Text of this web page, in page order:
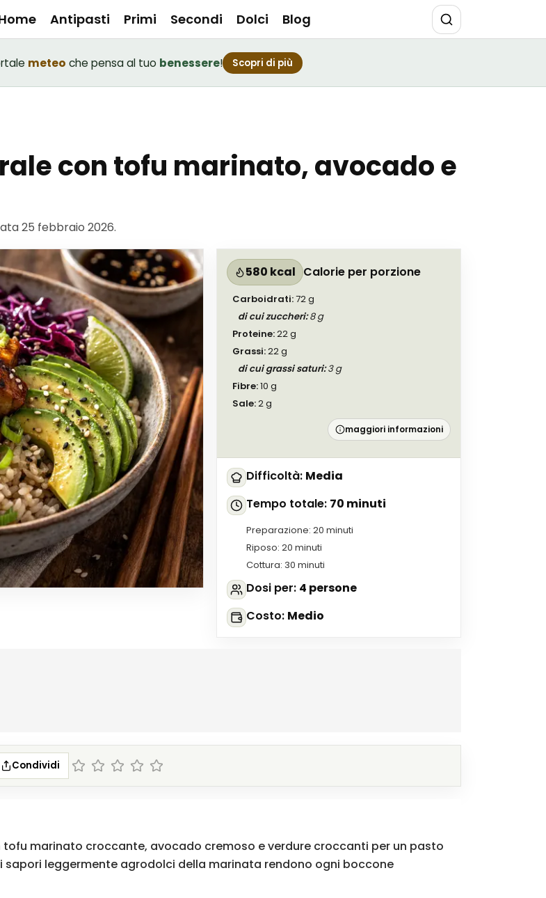
Antipasti Primi Secondi Dolci Blog
meteo che pensa al tuo benessere! Scopri di più
con tofu marinato, avocado e
25 febbraio 2026.
580 kcal Calorie per porzione
Carboidrati:72g
di cui zuccheri:8g
Proteine:22g
Grassi:22g
di cui grassi saturi:3g
Fibre:10 g
Sale:2g
maggiori informazioni
Difficoltà: Media
Tempo totale: 70 minuti
Preparazione:20 minuti
Riposo:20 minuti
Cottura: 30 minuti
Dosi per: 4 persone
Costo: Medio
Condividi
marinato croccante, avocado cremoso e verdure croccanti per un pasto
leggermente agrodolci della marinata rendono ogni boccone